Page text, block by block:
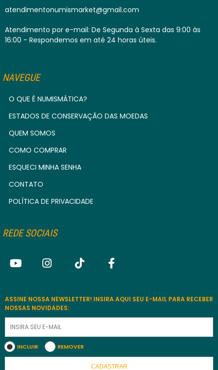
atendimentonumismarket@gmail.com
Atendimento por e-mail: De Segunda à Sexta das 9:00 às
16:00 - Respondemos em até 24 horas úteis.
NAVEGUE
O QUE É NUMISMÁTICA?
ESTADOS DE CONSERVAÇÃO DAS MOEDAS
QUEM SOMOS
COMO COMPRAR
ESQUECI MINHA SENHA
CONTATO
POLÍTICA DE PRIVACIDADE
REDE SOCIAIS
ASSINE NOSSA NEWSLETTER! INSIRA AQUI SEU E-MAIL PARA RECEBER
NOSSAS NOVIDADES:
INCLUIR REMOVER
CADASTRAR